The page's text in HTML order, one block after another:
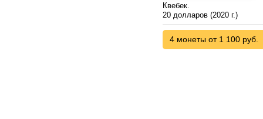
Квебек.
20 долларов (2020 г.)
4 монеты от 1 100 руб.